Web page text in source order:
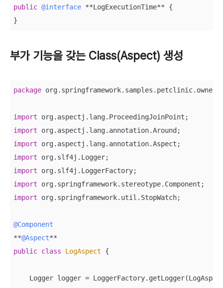
public @interface **LogExecutionTime** {
부가 기능을 갖는 Class(Aspect) 생성
package org.springframework.samples.petclinic.owner;
import
import
import
import
import
import
import org.springframework.util.StopWatch;
@Component
**@Aspect
public class LogAspect {
Logger logger =